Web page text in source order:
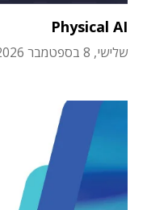
Physical AI
שלישי, 8 בספטמבר 2026